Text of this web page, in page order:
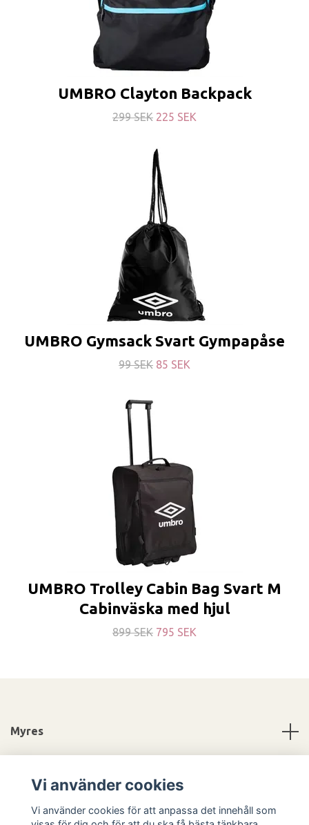
UMBRO Clayton Backpack
299 SEK 225 SEK
UMBRO Gymsack Svart Gympapåse
99 SEK 85 SEK
UMBRO Trolley Cabin Bag Svart M
Cabinväska med hjul
899 SEK 795 SEK
Myres
Sociala medier
Vi använder cookies
Vi använder cookies för att anpassa det innehåll som